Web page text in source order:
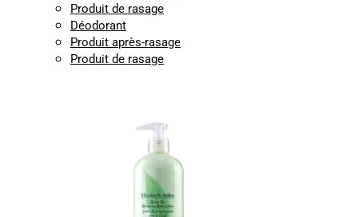
Produit de rasage
Déodorant
Produit après-rasage
Produit de rasage